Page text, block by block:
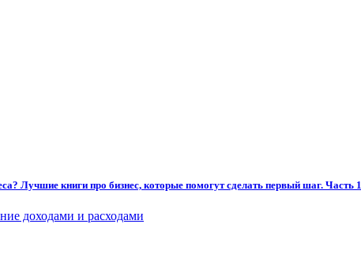
Лучшие книги про бизнес, которые помогут сделать первый шаг. Часть 1
доходами и расходами